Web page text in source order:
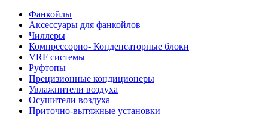
Фанкойлы
Аксессуары для фанкойлов
Чиллеры
Компрессорно- Конденсаторные блоки
VRF системы
Руфтопы
Прецизионные кондиционеры
Увлажнители воздуха
Осушители воздуха
Приточно-вытяжные установки